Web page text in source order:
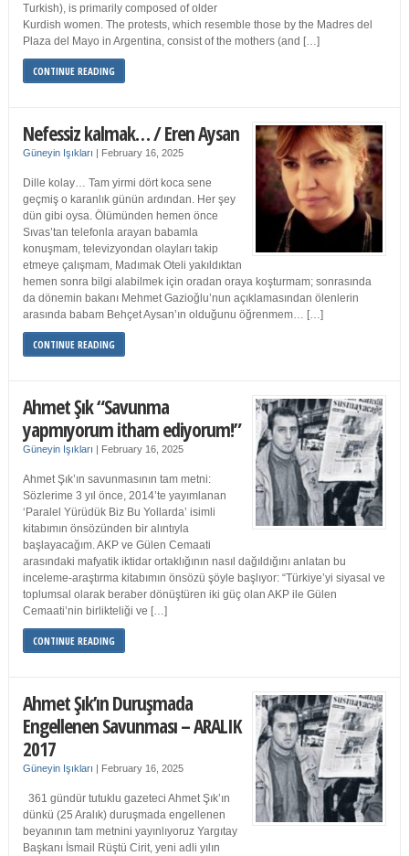
Turkish), is primarily composed of older
Kurdish women. The protests, which resemble those by the Madres del
Plaza del Mayo in Argentina, consist of the mothers (and […]
CONTINUE READING
Nefessiz kalmak… / Eren Aysan
Güneyin Işıkları | February 16, 2025
Dille kolay… Tam yirmi dört koca sene
geçmiş o karanlık günün ardından. Her şey
dün gibi oysa. Ölümünden hemen önce
Sıvas’tan telefonla arayan babamla
konuşmam, televizyondan olayları takip
etmeye çalışmam, Madımak Oteli yakıldıktan
hemen sonra bilgi alabilmek için oradan oraya koşturmam; sonrasında
da dönemin bakanı Mehmet Gazioğlu’nun açıklamasından ölenlerin
arasında babam Behçet Aysan’ın olduğunu öğrenmem… […]
CONTINUE READING
Ahmet Şık “Savunma
yapmıyorum itham ediyorum!”
Güneyin Işıkları | February 16, 2025
Ahmet Şık’ın savunmasının tam metni:
Sözlerime 3 yıl önce, 2014’te yayımlanan
‘Paralel Yürüdük Biz Bu Yollarda’ isimli
kitabımın önsözünden bir alıntıyla
başlayacağım. AKP ve Gülen Cemaati
arasındaki mafyatik iktidar ortaklığının nasıl dağıldığını anlatan bu
inceleme-araştırma kitabımın önsözü şöyle başlıyor: “Türkiye’yi siyasal ve
toplumsal olarak beraber dönüştüren iki güç olan AKP ile Gülen
Cemaati’nin birlikteliği ve […]
CONTINUE READING
Ahmet Şık’ın Duruşmada
Engellenen Savunması – ARALIK
2017
Güneyin Işıkları | February 16, 2025
361 gündür tutuklu gazeteci Ahmet Şık’ın
dünkü (25 Aralık) duruşmada engellenen
beyanının tam metnini yayınlıyoruz Yargıtay
Başkanı İsmail Rüştü Cirit, yeni adli yılın